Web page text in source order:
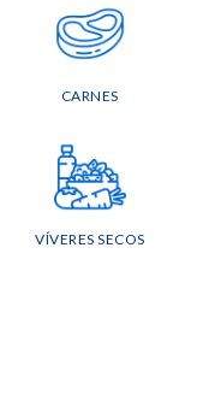
CARNES
VÍVERES SECOS